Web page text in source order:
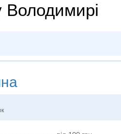
Володимирі